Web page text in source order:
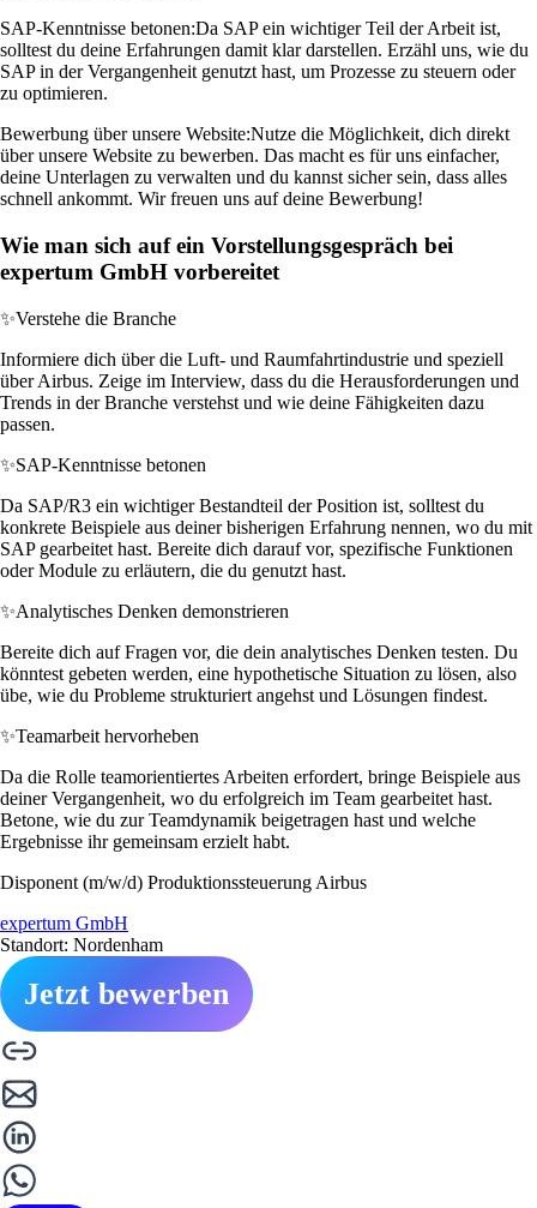
SAP-Kenntnisse betonen:Da SAP ein wichtiger Teil der Arbeit ist,
solltest du deine Erfahrungen damit klar darstellen. Erzähl uns, wie du
SAP in der Vergangenheit genutzt hast, um Prozesse zu steuern oder
zu optimieren.
Bewerbung über unsere Website:Nutze die Möglichkeit, dich direkt
über unsere Website zu bewerben. Das macht es für uns einfacher,
deine Unterlagen zu verwalten und du kannst sicher sein, dass alles
schnell ankommt. Wir freuen uns auf deine Bewerbung!
Wie man sich auf ein Vorstellungsgespräch bei
expertum GmbH vorbereitet
✨Verstehe die Branche
Informiere dich über die Luft- und Raumfahrtindustrie und speziell
über Airbus. Zeige im Interview, dass du die Herausforderungen und
Trends in der Branche verstehst und wie deine Fähigkeiten dazu
passen.
✨SAP-Kenntnisse betonen
Da SAP/R3 ein wichtiger Bestandteil der Position ist, solltest du
konkrete Beispiele aus deiner bisherigen Erfahrung nennen, wo du mit
SAP gearbeitet hast. Bereite dich darauf vor, spezifische Funktionen
oder Module zu erläutern, die du genutzt hast.
✨Analytisches Denken demonstrieren
Bereite dich auf Fragen vor, die dein analytisches Denken testen. Du
könntest gebeten werden, eine hypothetische Situation zu lösen, also
übe, wie du Probleme strukturiert angehst und Lösungen findest.
✨Teamarbeit hervorheben
Da die Rolle teamorientiertes Arbeiten erfordert, bringe Beispiele aus
deiner Vergangenheit, wo du erfolgreich im Team gearbeitet hast.
Betone, wie du zur Teamdynamik beigetragen hast und welche
Ergebnisse ihr gemeinsam erzielt habt.
Disponent (m/w/d) Produktionssteuerung Airbus
expertum GmbH
Standort: Nordenham
Jetzt bewerben